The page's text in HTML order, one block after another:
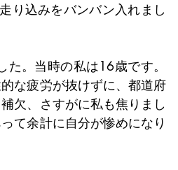
り込みをバンバン入れまし
。当時の私は16歳です。
な疲労が抜けずに、都道府
欠、さすがに私も焦りまし
て余計に自分が惨めになり